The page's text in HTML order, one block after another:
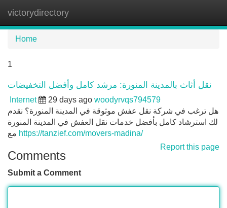
victorydirectory
Home
1
نقل أثاث بالمدينة المنورة: مرشد كامل وأفضل التخفيضات
Internet 29 days ago woodyrvqs794579
هل ترغب في شركة نقل عفش موثوقة في المدينة المنورة؟ نقدم
لك استرشاد كامل بأفضل خدمات نقل العفش في المدينة المنورة
https://tanzief.com/movers-madina/
Report this page
Comments
Submit a Comment